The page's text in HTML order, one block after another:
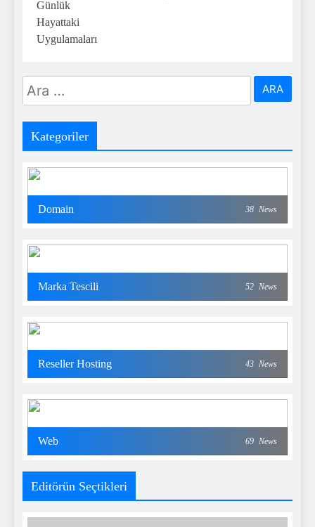
Arama:
Kategoriler
Domain 38 News
Marka Tescili 52 News
Reseller Hosting 43 News
Web 69 News
Editörün Seçtikleri